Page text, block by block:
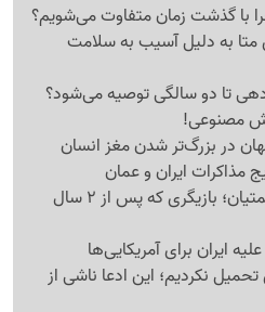
با گذشت زمان متفاوت می‌شویم؟
متا به دلیل آسیب به سلامت
تا دو سالگی توصیه می‌شود؟
در بزرگ‌تر شدن مغز انسان
مذاکرات ایران و عمان
وداع اهالی سینما با مریم همتیان؛ بازیگری که پس از 2 سال
ایران برای آمریکایی‌ها
نکردیم؛ این ادعا ناشی از